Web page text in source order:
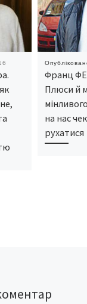
Франц
Плюси й
на нас
рухатися